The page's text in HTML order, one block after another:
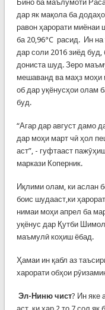
Бино ба маълумоти
дар як мақола ба
равон ҳарорати миёнаи
ба 20,96°C расид. Ин на
дар соли 2016 зиёд буд,
дониста шуд. Зеро
мешаванд ва маҳз моҳи
об дар уқёнусҳои олам
буд.
“Агар дар август дамо
дар моҳи март чӣ ҳол
аст”, - гуфтааст
маркази Коперник.
Иқлими олам, ки аслан
боис шудааст,ки
нимаи моҳи апрел ба
уқёнус дар Қутби
маъмулӣ коҳиш ёбад.
Ҳамаи ин қабл аз
харорати обҳои
Эл-Ниню чист? Ин яке